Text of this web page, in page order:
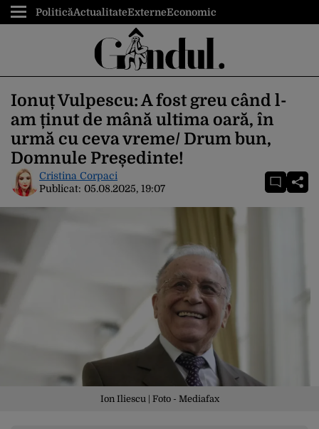
PoliticăActualitateExterneEconomic
Ionuț Vulpescu: A fost greu când l-
am ținut de mână ultima oară, în
urmă cu ceva vreme/ Drum bun,
Domnule Președinte!
Cristina Corpaci
Publicat: 05.08.2025, 19:07
Ion Iliescu | Foto - Mediafax